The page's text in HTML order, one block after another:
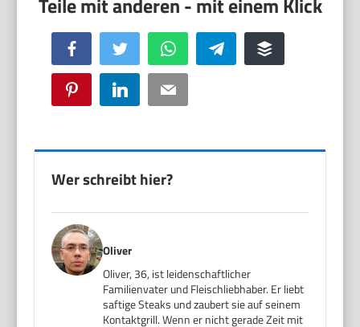
Facebook Twitter WhatsApp Telegram Buffer
Pinterest LinkedIn Email
Wer schreibt hier?
Oliver
Oliver, 36, ist leidenschaftlicher
Familienvater und Fleischliebhaber. Er liebt
saftige Steaks und zaubert sie auf seinem
Kontaktgrill. Wenn er nicht gerade Zeit mit